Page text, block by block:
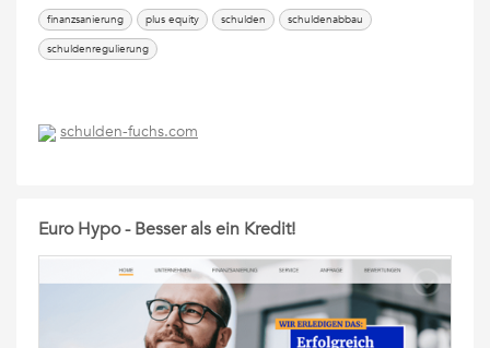
finanzsanierung plus equity schulden
schuldenabbau
schuldenregulierung
schulden-fuchs.com
Euro Hypo - Besser als ein Kredit!